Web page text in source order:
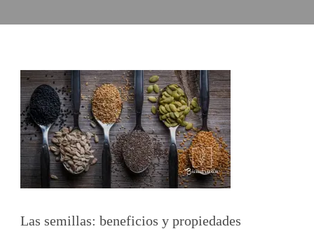
Las semillas: beneficios y propiedades